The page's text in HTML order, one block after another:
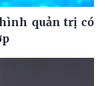
quản trị có